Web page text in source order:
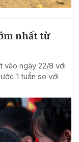
nhất từ
vào ngày 22/8 với
1 tuần so với